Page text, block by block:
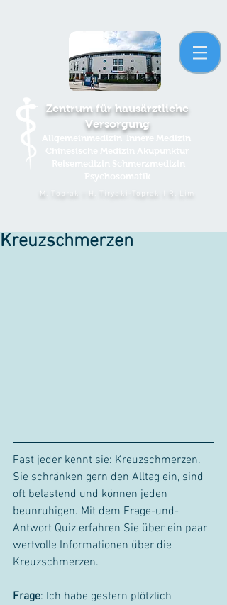
Zentrum für hausärztliche
Versorgung
Allgemeinmedizin Innere Medizin
M. Toprak I H. Tiryaki-Toprak I R. Lim
Kreuzschmerzen
Fast jeder kennt sie: Kreuzschmerzen.
Sie schränken gern den Alltag ein, sind
oft belastend und können jeden
beunruhigen. Mit dem Frage-und-
Antwort Quiz erfahren Sie über ein paar
wertvolle Informationen über die
Kreuzschmerzen.
Frage: Ich habe gestern plötzlich